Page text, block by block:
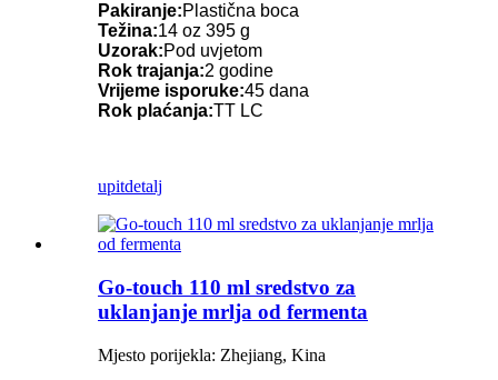
Pakiranje:Plastična boca
Težina:14 oz 395 g
Uzorak:Pod uvjetom
Rok trajanja:2 godine
Vrijeme isporuke:45 dana
Rok plaćanja:TT LC
upitdetalj
Go-touch 110 ml sredstvo za
uklanjanje mrlja od fermenta
Mjesto porijekla: Zhejiang, Kina